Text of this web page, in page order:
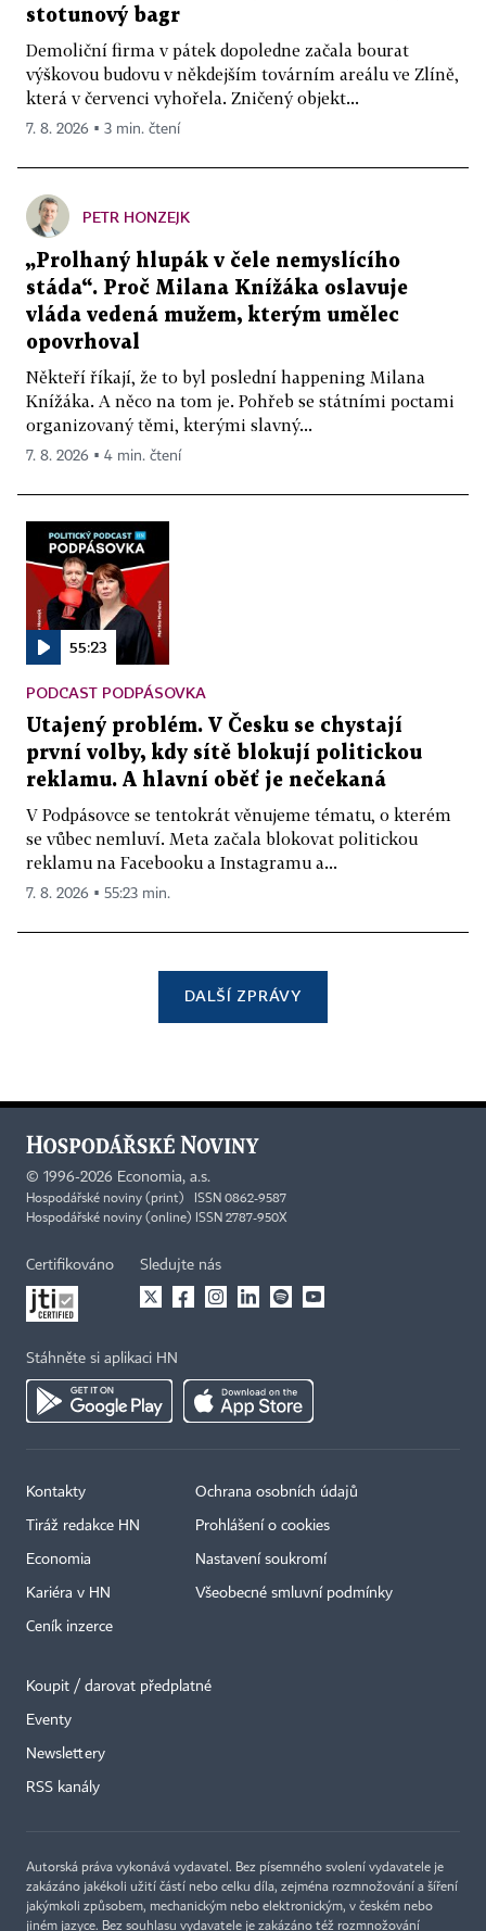
stotunový bagr
Demoliční firma v pátek dopoledne začala bourat
výškovou budovu v někdejším továrním areálu ve Zlíně,
která v červenci vyhořela. Zničený objekt...
7. 8. 2026 ▪ 3 min. čtení
PETR HONZEJK
„Prolhaný hlupák v čele nemyslícího
stáda“. Proč Milana Knížáka oslavuje
vláda vedená mužem, kterým umělec
opovrhoval
Někteří říkají, že to byl poslední happening Milana
Knížáka. A něco na tom je. Pohřeb se státními poctami
organizovaný těmi, kterými slavný...
7. 8. 2026 ▪ 4 min. čtení
55:23
PODCAST PODPÁSOVKA
Utajený problém. V Česku se chystají
první volby, kdy sítě blokují politickou
reklamu. A hlavní oběť je nečekaná
V Podpásovce se tentokrát věnujeme tématu, o kterém
se vůbec nemluví. Meta začala blokovat politickou
reklamu na Facebooku a Instagramu a...
7. 8. 2026 ▪ 55:23 min.
DALŠÍ ZPRÁVY
© 1996-2026 Economia, a.s.
Hospodářské noviny (print) ISSN 0862-9587
Hospodářské noviny (online) ISSN 2787-950X
Certifikováno Sledujte nás
Stáhněte si aplikaci HN
Kontakty
Tiráž redakce HN
Economia
Kariéra v HN
Ceník inzerce
Ochrana osobních údajů
Prohlášení o cookies
Nastavení soukromí
Všeobecné smluvní podmínky
Koupit / darovat předplatné
Eventy
Newslettery
RSS kanály
Autorská práva vykonává vydavatel. Bez písemného svolení vydavatele je
zakázáno jakékoli užití částí nebo celku díla, zejména rozmnožování a šíření
jakýmkoli způsobem, mechanickým nebo elektronickým, v českém nebo
jiném jazyce. Bez souhlasu vydavatele je zakázáno též rozmnožování